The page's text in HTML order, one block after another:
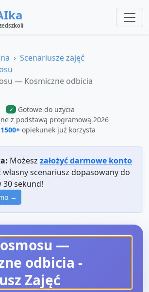
Scenariusze zajęć
— Kosmiczne odbicia
✓ Gotowe do użycia
z podstawą programową 2026
opiekunek już korzysta
Możesz założyć darmowe konto
scenariusz dopasowany do
sekund!
→
—
odbicia -
Zajęć